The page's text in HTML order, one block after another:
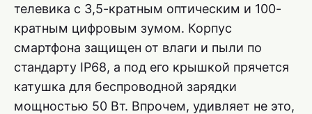
телевика с 3,5-кратным оптическим и 100-
кратным цифровым зумом. Корпус
смартфона защищен от влаги и пыли по
стандарту IP68, а под его крышкой прячется
катушка для беспроводной зарядки
мощностью 50 Вт. Впрочем, удивляет не это,